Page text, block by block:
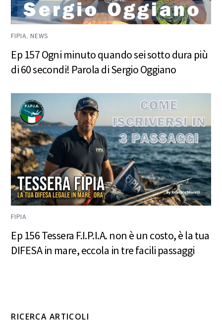
FIPIA,NEWS
Ep 157 Ogni minuto quando sei sotto dura più
di 60 secondi! Parola di Sergio Oggiano
FIPIA
Ep 156 Tessera F.I.P.I.A. non è un costo, è la tua
DIFESA in mare, eccola in tre facili passaggi
RICERCA ARTICOLI